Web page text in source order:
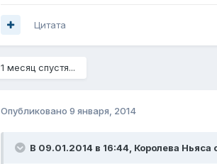
Цитата
1 месяц спустя...
Опубликовано 9 января, 2014
В 09.01.2014 в 16:44, Королева Ньяса